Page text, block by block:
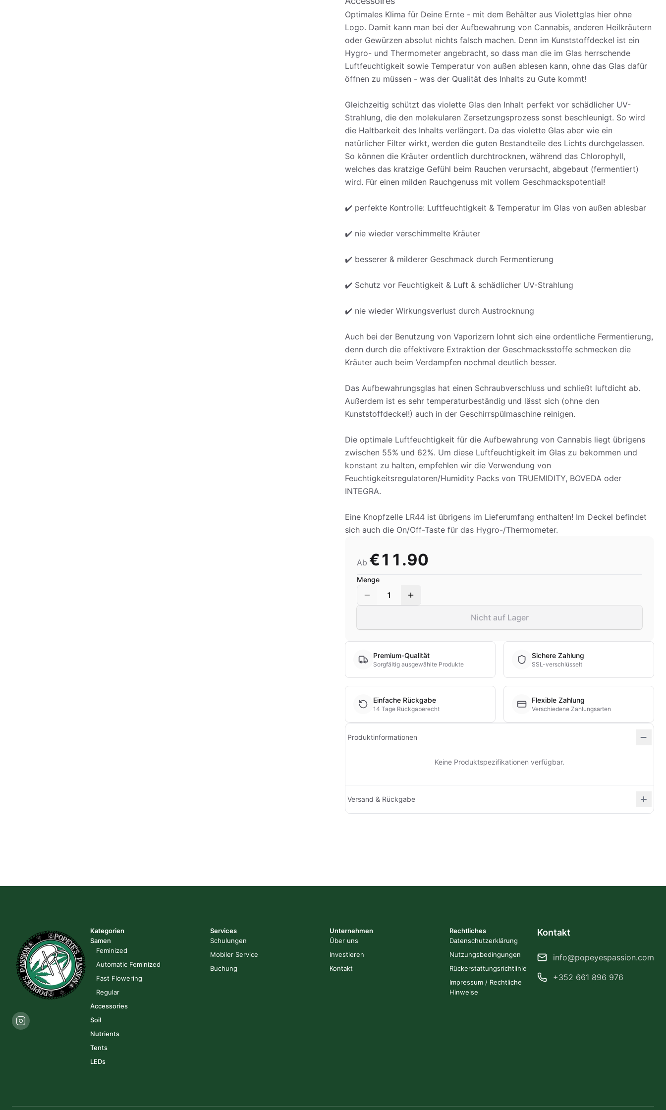
Optimales Klima für Deine Ernte - mit dem Behälter aus Violettglas hier ohne
Logo. Damit kann man bei der Aufbewahrung von Cannabis, anderen Heilkräutern
oder Gewürzen absolut nichts falsch machen. Denn im Kunststoffdeckel ist ein
Hygro- und Thermometer angebracht, so dass man die im Glas herrschende
Luftfeuchtigkeit sowie Temperatur von außen ablesen kann, ohne das Glas dafür
öffnen zu müssen - was der Qualität des Inhalts zu Gute kommt!
Gleichzeitig schützt das violette Glas den Inhalt perfekt vor schädlicher UV-
Strahlung, die den molekularen Zersetzungsprozess sonst beschleunigt. So wird
die Haltbarkeit des Inhalts verlängert. Da das violette Glas aber wie ein
natürlicher Filter wirkt, werden die guten Bestandteile des Lichts durchgelassen.
So können die Kräuter ordentlich durchtrocknen, während das Chlorophyll,
welches das kratzige Gefühl beim Rauchen verursacht, abgebaut (fermentiert)
wird. Für einen milden Rauchgenuss mit vollem Geschmackspotential!
✔️ perfekte Kontrolle: Luftfeuchtigkeit & Temperatur im Glas von außen ablesbar
✔️ nie wieder verschimmelte Kräuter
✔️ besserer & milderer Geschmack durch Fermentierung
✔️ Schutz vor Feuchtigkeit & Luft & schädlicher UV-Strahlung
✔️ nie wieder Wirkungsverlust durch Austrocknung
Auch bei der Benutzung von Vaporizern lohnt sich eine ordentliche Fermentierung,
denn durch die effektivere Extraktion der Geschmacksstoffe schmecken die
Kräuter auch beim Verdampfen nochmal deutlich besser.
Das Aufbewahrungsglas hat einen Schraubverschluss und schließt luftdicht ab.
Außerdem ist es sehr temperaturbeständig und lässt sich (ohne den
Kunststoffdeckel!) auch in der Geschirrspülmaschine reinigen.
Die optimale Luftfeuchtigkeit für die Aufbewahrung von Cannabis liegt übrigens
zwischen 55% und 62%. Um diese Luftfeuchtigkeit im Glas zu bekommen und
konstant zu halten, empfehlen wir die Verwendung von
Feuchtigkeitsregulatoren/Humidity Packs von TRUEMIDITY, BOVEDA oder
INTEGRA.
Eine Knopfzelle LR44 ist übrigens im Lieferumfang enthalten! Im Deckel befindet
sich auch die On/Off-Taste für das Hygro-/Thermometer.
Ab €11.90
Menge
1
Nicht auf Lager
Premium-Qualität
Sorgfältig ausgewählte Produkte
Sichere Zahlung
SSL-verschlüsselt
Einfache Rückgabe
14 Tage Rückgaberecht
Flexible Zahlung
Verschiedene Zahlungsarten
Produktinformationen
Keine Produktspezifikationen verfügbar.
Versand & Rückgabe
Kategorien
Samen
Feminized
Automatic Feminized
Fast Flowering
Regular
Accessories
Soil
Nutrients
Tents
LEDs
Services
Schulungen
Mobiler Service
Buchung
Unternehmen
Über uns
Investieren
Kontakt
Rechtliches
Datenschutzerklärung
Nutzungsbedingungen
Rückerstattungsrichtlinie
Impressum / Rechtliche
Hinweise
Kontakt
info@popeyespassion.com
+352 661 896 976